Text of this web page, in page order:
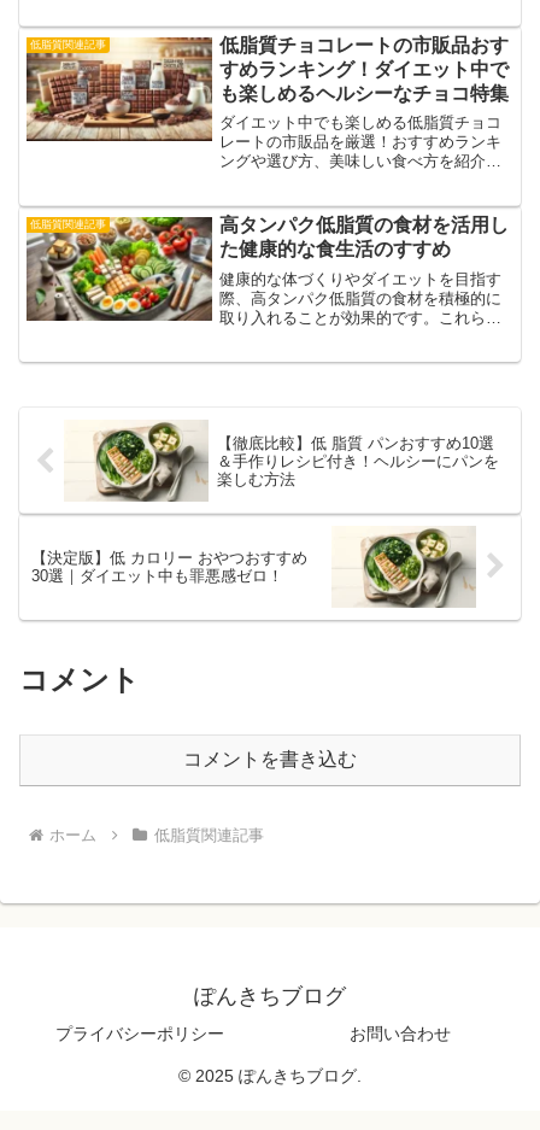
低脂質カレー粉の魅力や選び方、カレー
をヘルシーに仕上げるコツ...
低脂質関連記事
低脂質チョコレートの市販品おす
すめランキング！ダイエット中で
も楽しめるヘルシーなチョコ特集
ダイエット中でも楽しめる低脂質チョコ
レートの市販品を厳選！おすすめランキ
ングや選び方、美味しい食べ方を紹介し
低脂質関連記事
高タンパク低脂質の食材を活用し
た健康的な食生活のすすめ
健康的な体づくりやダイエットを目指す
際、高タンパク低脂質の食材を積極的に
取り入れることが効果的です。これらの
【徹底比較】低 脂質 パンおすすめ10選
＆手作りレシピ付き！ヘルシーにパンを
楽しむ方法
【決定版】低 カロリー おやつおすすめ
30選｜ダイエット中も罪悪感ゼロ！
コメント
コメントを書き込む
ホーム 低脂質関連記事
ぽんきちブログ
プライバシーポリシー お問い合わせ
© 2025 ぽんきちブログ.